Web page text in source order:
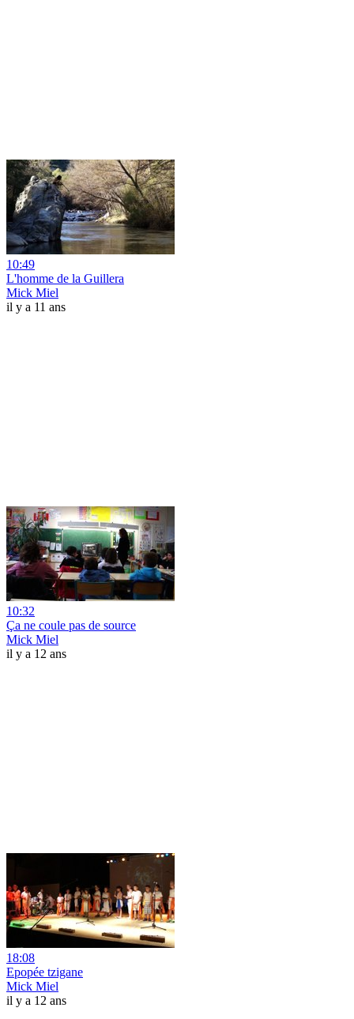
10:49
L'homme de la Guillera
Mick Miel
il y a 11 ans
10:32
Ça ne coule pas de source
Mick Miel
il y a 12 ans
18:08
Epopée tzigane
Mick Miel
il y a 12 ans